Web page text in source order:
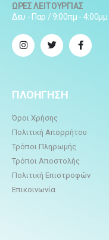
ΩΡΕΣ ΛΕΙΤΟΥΡΓΙΑΣ
Δευ - Παρ / 9:00πμ - 4:00μμ
ΠΛΟΗΓΗΣΗ
Όροι Χρήσης
Πολιτική Απορρήτου
Τρόποι Πληρωμής
Τρόποι Αποστολής
Πολιτική Επιστροφών
Επικοινωνία